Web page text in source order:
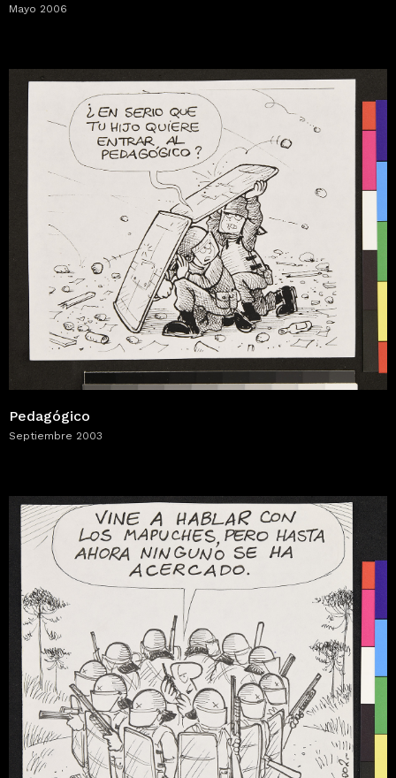
Mayo 2006
Pedagógico
Septiembre 2003